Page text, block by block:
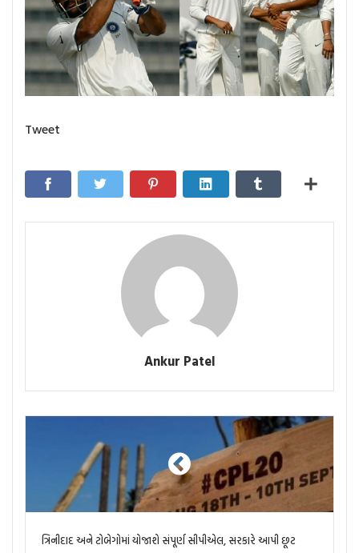
Tweet
Ankur Patel
ત્રિનીદાદ અને ટોબેગોમાં યોજાશે સંપૂર્ણ સીપીએલ, સરકારે આપી છૂટ